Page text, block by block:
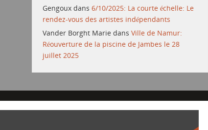
Gengoux dans6/10/2025: La courte échelle: Le
rendez-vous des artistes indépendants
Vander Borght Marie dansVille de Namur:
Réouverture de la piscine de Jambes le 28
juillet 2025